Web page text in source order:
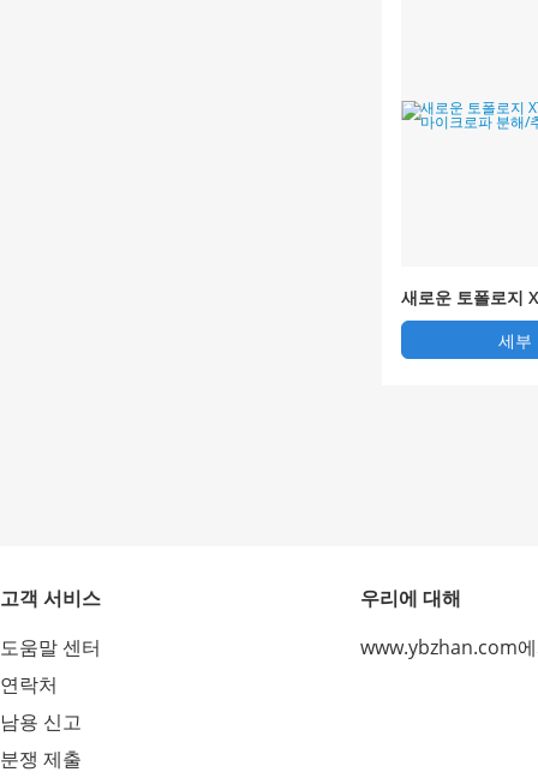
새로운 토폴로지
트 마이크로파 분
세부
고객 서비스
도움말 센터
연락처
남용 신고
분쟁 제출
우리에 대해
www.ybzhan.com